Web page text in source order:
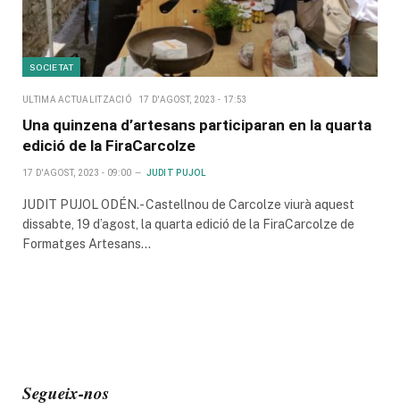
SOCIETAT
ULTIMA ACTUALITZACIÓ 17 D'AGOST, 2023 - 17:53
Una quinzena d’artesans participaran en la quarta
edició de la FiraCarcolze
17 D'AGOST, 2023 - 09:00 JUDIT PUJOL
JUDIT PUJOL ODÉN.- Castellnou de Carcolze viurà aquest
dissabte, 19 d’agost, la quarta edició de la FiraCarcolze de
Formatges Artesans…
Segueix-nos